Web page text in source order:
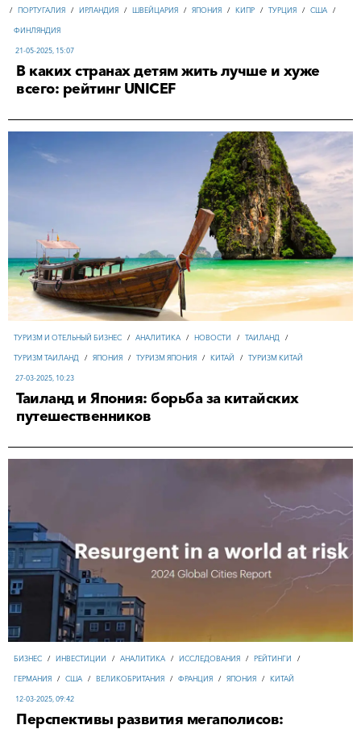
/ ПОРТУГАЛИЯ / ИРЛАНДИЯ / ШВЕЙЦАРИЯ / ЯПОНИЯ / КИПР / ТУРЦИЯ / США /
ФИНЛЯНДИЯ
21-05-2025, 15:07
В каких странах детям жить лучше и хуже
всего: рейтинг UNICEF
ТУРИЗМ И ОТЕЛЬНЫЙ БИЗНЕС / АНАЛИТИКА / НОВОСТИ / ТАИЛАНД /
ТУРИЗМ ТАИЛАНД / ЯПОНИЯ / ТУРИЗМ ЯПОНИЯ / КИТАЙ / ТУРИЗМ КИТАЙ
27-03-2025, 10:23
Таиланд и Япония: борьба за китайских
путешественников
БИЗНЕС / ИНВЕСТИЦИИ / АНАЛИТИКА / ИССЛЕДОВАНИЯ / РЕЙТИНГИ /
ГЕРМАНИЯ / США / ВЕЛИКОБРИТАНИЯ / ФРАНЦИЯ / ЯПОНИЯ / КИТАЙ
12-03-2025, 09:42
Перспективы развития мегаполисов: